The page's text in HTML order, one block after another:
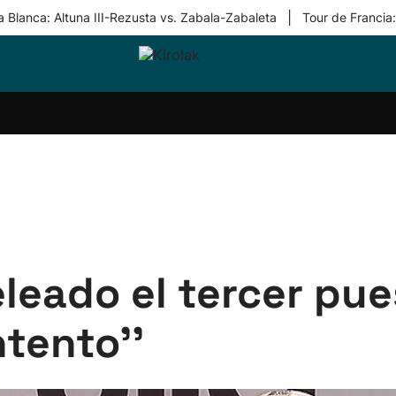
Blanca: Altuna III-Rezusta vs. Zabala-Zabaleta Tour de
Equipos
el tercer